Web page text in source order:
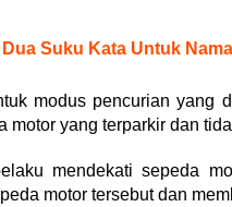
Dua Suku Kata Untuk
modus pencurian yang
motor yang terparkir dan
mendekati sepeda
motor tersebut dan